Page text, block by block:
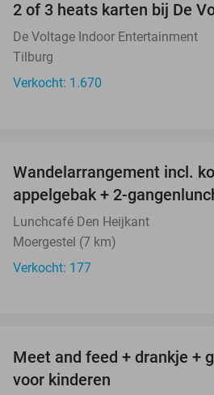
2 of 3 heats karten bij De
De Voltage Indoor Entertainment
Tilburg
Verkocht: 1.670
Wandelarrangement incl.
appelgebak + 2-
Lunchcafé Den Heijkant
Moergestel (7 km)
Verkocht: 177
Meet and feed + drankje +
voor kinderen